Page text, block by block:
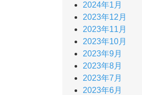
2024年1月
2023年12月
2023年11月
2023年10月
2023年9月
2023年8月
2023年7月
2023年6月